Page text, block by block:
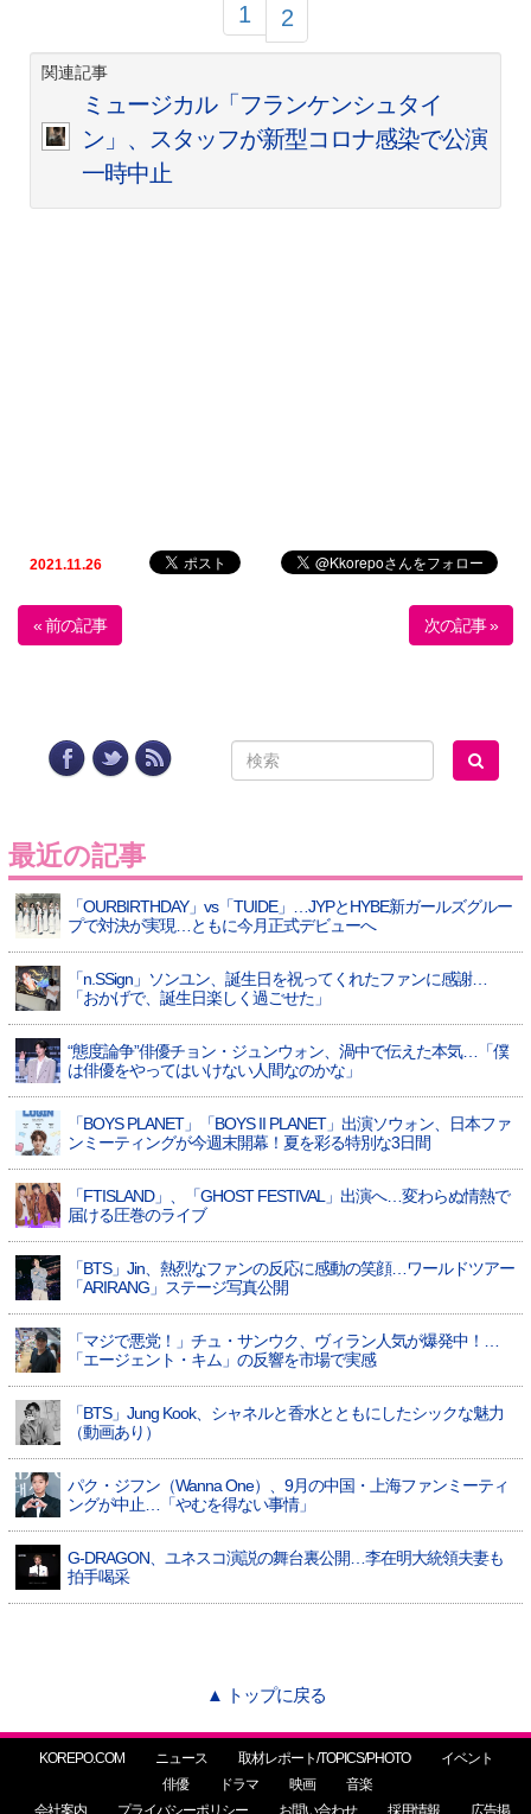
1
2
関連記事
ミュージカル「フランケンシュタイ
ン」、スタッフが新型コロナ感染で公演
一時中止
2021.11.26
« 前の記事 次の記事 »
最近の記事
「OURBIRTHDAY」vs「TUIDE」…JYPとHYBE新ガールズグルー
プで対決が実現…ともに今月正式デビューへ
「n.SSign」ソンユン、誕生日を祝ってくれたファンに感謝…
「おかげで、誕生日楽しく過ごせた」
“態度論争”俳優チョン・ジュンウォン、渦中で伝えた本気…「僕
は俳優をやってはいけない人間なのかな」
「BOYS PLANET」「BOYS II PLANET」出演ソウォン、日本ファ
ンミーティングが今週末開幕！夏を彩る特別な3日間
「FTISLAND」、「GHOST FESTIVAL」出演へ…変わらぬ情熱で
届ける圧巻のライブ
「BTS」Jin、熱烈なファンの反応に感動の笑顔…ワールドツアー
「ARIRANG」ステージ写真公開
「マジで悪党！」チュ・サンウク、ヴィラン人気が爆発中！…
「エージェント・キム」の反響を市場で実感
「BTS」Jung Kook、シャネルと香水とともにしたシックな魅力
（動画あり）
パク・ジフン（Wanna One）、9月の中国・上海ファンミーティ
ングが中止…「やむを得ない事情」
G-DRAGON、ユネスコ演説の舞台裏公開…李在明大統領夫妻も
拍手喝采
▲ トップに戻る
KOREPO.COM ニュース 取材レポート/TOPICS/PHOTO
イベント
俳優
ドラマ 映画
音楽
会社案内
プライバシーポリシー お問い合わせ 採用情報 広告掲